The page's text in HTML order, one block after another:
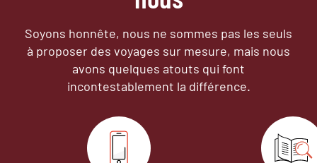
Soyons honnête, nous ne sommes pas les seuls
à proposer des voyages sur mesure, mais nous
avons quelques atouts qui font
incontestablement la différence.